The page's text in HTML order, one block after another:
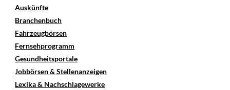
Auskünfte
Branchenbuch
Fahrzeugbörsen
Fernsehprogramm
Gesundheitsportale
Jobbörsen & Stellenanzeigen
Lexika & Nachschlagewerke